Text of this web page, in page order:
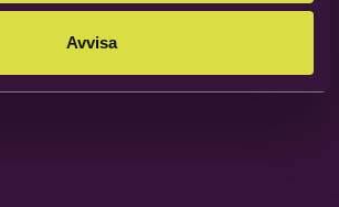
Avvisa